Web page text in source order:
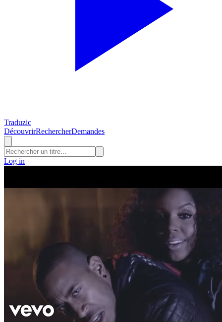
Traduzic
DécouvrirRechercherDemandes
Log in